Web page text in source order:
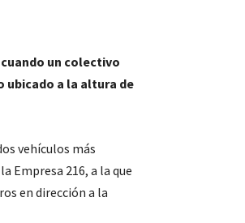
un colectivo
ubicado a la altura de
vehículos más
Empresa 216, a la que
en dirección a la